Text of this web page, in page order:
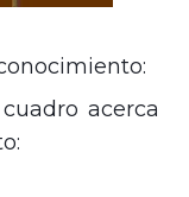
acerca